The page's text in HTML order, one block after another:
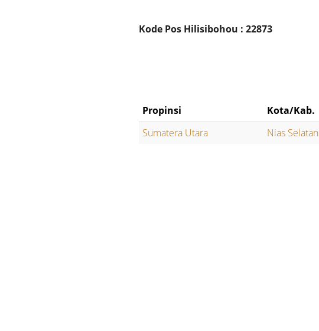
Kode Pos Hilisibohou : 22873
Propinsi Kota/Kab.
Sumatera Utara
Nias Selatan